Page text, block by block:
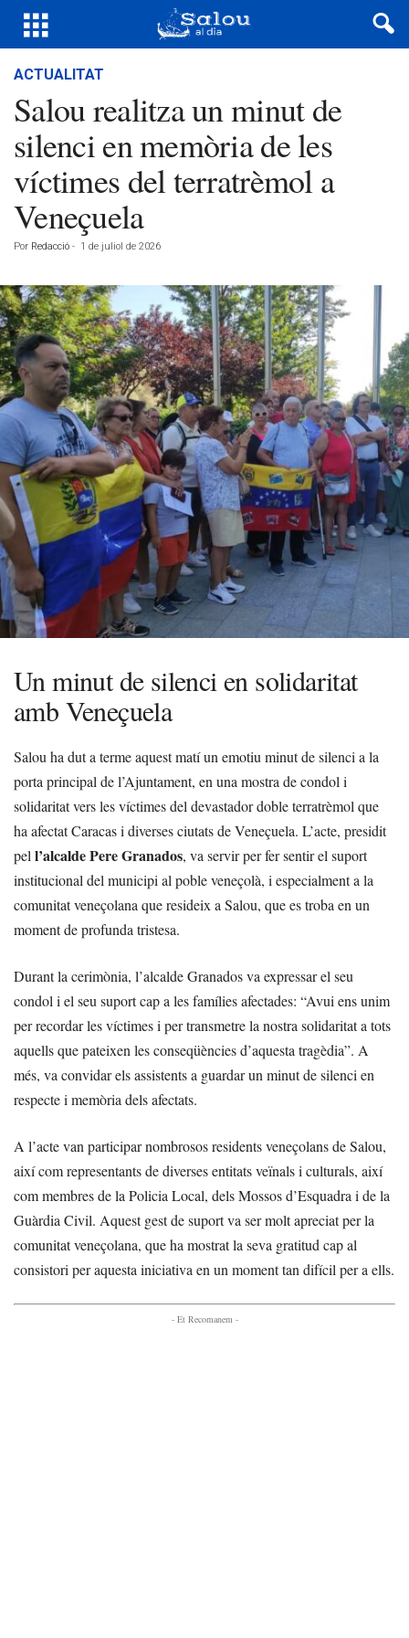
ACTUALITAT
Salou realitza un minut de
silenci en memòria de les
víctimes del terratrèmol a
Veneçuela
Por Redacció - 1 de juliol de 2026
Un minut de silenci en solidaritat
amb Veneçuela
Salou ha dut a terme aquest matí un emotiu minut de silenci a la
porta principal de l’Ajuntament, en una mostra de condol i
solidaritat vers les víctimes del devastador doble terratrèmol que
ha afectat Caracas i diverses ciutats de Veneçuela. L’acte, presidit
pell’alcalde Pere Granados, va servir per fer sentir el suport
institucional del municipi al poble veneçolà, i especialment a la
comunitat veneçolana que resideix a Salou, que es troba en un
moment de profunda tristesa.
Durant la cerimònia, l’alcalde Granados va expressar el seu
condol i el seu suport cap a les famílies afectades: “Avui ens unim
per recordar les víctimes i per transmetre la nostra solidaritat a tots
aquells que pateixen les conseqüències d’aquesta tragèdia”. A
més, va convidar els assistents a guardar un minut de silenci en
respecte i memòria dels afectats.
A l’acte van participar nombrosos residents veneçolans de Salou,
així com representants de diverses entitats veïnals i culturals, així
com membres de la Policia Local, dels Mossos d’Esquadra i de la
Guàrdia Civil. Aquest gest de suport va ser molt apreciat per la
comunitat veneçolana, que ha mostrat la seva gratitud cap al
consistori per aquesta iniciativa en un moment tan difícil per a ells.
- Et Recomanem -